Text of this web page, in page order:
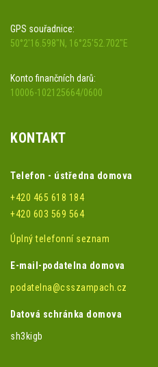
GPS souřadnice:
50°2'16.598"N, 16°25'52.702"E
Konto finančních darů:
10006-102125664/0600
KONTAKT
Telefon - ústředna domova
+420 465 618 184
+420 603 569 564
Úplný telefonní seznam
E-mail-podatelna domova
podatelna@csszampach.cz
Datová schránka domova
sh3kigb